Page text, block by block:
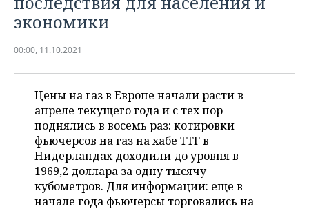
УДМУРТИЯ
НОВОСТИ АНАЛИТИКИ
ДЕКЛАРАЦИИ О ДОХОДАХ
ВУЗЫ ТАТАРСТАНА
КОМУ ПРИНАДЛЕЖАТ
ТОРГОВЫЕ ЦЕНТРЫ
ТАТАРСТАНА
ЭКОНОМИКА
НОВОСТИ ЭКОНОМИКИ
БАНКИ
БЮДЖЕТ
ИНВЕСТИЦИИ
ПРОМЫШЛЕННОСТЬ
ПРОМЫШЛЕННОСТИ
АГРОПРОМ
МАШИНОСТРОЕНИЕ
НЕФТЕХИМИЯ
НОВОСТИ НЕДВИЖИМОСТИ
АВТО
НОВОСТИ АВТО
БИЗНЕС
НОВОСТИ БИЗНЕСА
ТЕХНОЛОГИИ
экономики
00:00, 11.10.2021
Цены на газ в Европе начали расти в
апреле текущего года и с тех пор
поднялись в восемь раз: котировки
фьючерсов на газ на хабе TTF в
Нидерландах доходили до уровня в
1969,2 доллара за одну тысячу
кубометров. Для информации: еще в
начале года фьючерсы торговались на